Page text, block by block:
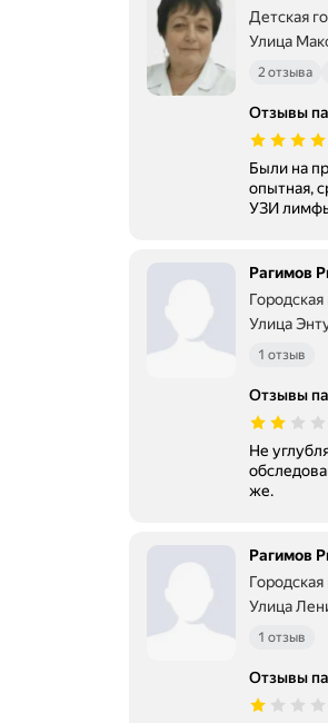
Детская
Улица
2 отзыва
Отзывы
Были на
опытная, сразу
УЗИ
Рагимов
Улица
1 отзыв
Отзывы
Не
же.
Рагимов
Улица
1 отзыв
Отзывы